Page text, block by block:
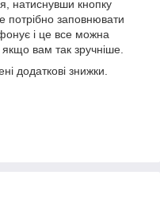
натиснувши кнопку
заповнювати
і це все можна
вам так зручніше.
додаткові знижки.